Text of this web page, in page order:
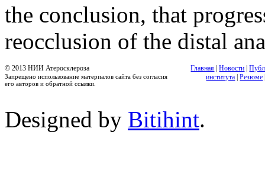
the conclusion, that
reocclusion of the distal
© 2013 НИИ Атеросклероза
Запрещено использование материалов сайта без согласия
его авторов и обратной ссылки.
Главная |Новости |
института |Резюме
Designed by Bitihint.